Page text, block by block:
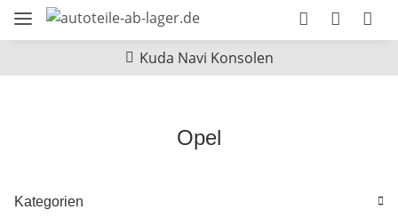
Kuda Navi Konsolen
Opel
Kategorien